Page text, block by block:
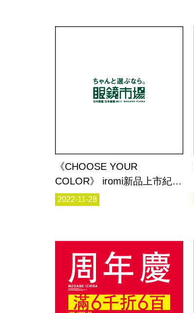
《CHOOSE YOUR
COLOR》 iromi新品上市紀念
活動
2022-11-28